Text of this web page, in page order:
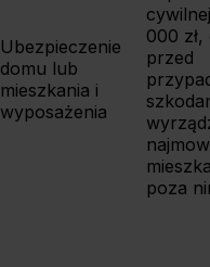
Ubezpieczenie
domu lub
mieszkania i
wyposażenia
000
przed
poza